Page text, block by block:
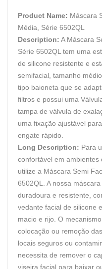
Product Name: Máscara
Média, Série 6502QL
Description: A Máscara
Série 6502QL tem uma
de silicone resistente e
semifacial, tamanho
tipo baioneta que se
filtros e possui uma
tampa de válvula de
uma fixação ajustável
engate rápido.
Long Description: Para
confortável em ambientes
utilize a Máscara Semi
6502QL. A nossa
duradoura e resistente,
vedante facial de silicone
macio e rijo. O
colocação ou remoção
locais seguros ou
necessita de remover o
viseira facial para baixar